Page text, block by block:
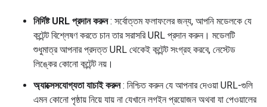
নির্দিষ্ট URL প্রদান করুন: সর্বোত্তম ফলাফলের জন্য, আপনি মডেলকে যে
কন্টেন্ট বিশ্লেষণ করতে চান তার সরাসরি URL প্রদান করুন। মডেলটি
শুধুমাত্র আপনার প্রদত্ত URL থেকেই কন্টেন্ট সংগ্রহ করবে, নেস্টেড
লিঙ্কের কোনো কন্টেন্ট নয়।
অ্যাক্সেসযোগ্যতা যাচাই করুন: নিশ্চিত করুন যে আপনার দেওয়া URL-গুলি
এমন কোনো পৃষ্ঠায় নিয়ে যায় না যেখানে লগইন প্রয়োজন অথবা যা পেওয়ালের